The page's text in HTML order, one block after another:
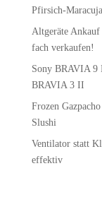
Pfir­sich-
Alt­ge­rä­te
fach verkaufen!
Sony BRAVIA
BRAVIA 3 II
Fro­zen
Slushi
Ven­ti­la­tor statt
effektiv